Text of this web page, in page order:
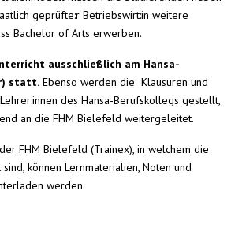
geprüfte:r Betriebswirt:in weitere
Bachelor of Arts erwerben.
ausschließlich am Hansa-
statt. Ebenso werden die Klausuren und
des Hansa-Berufskollegs gestellt,
an die FHM Bielefeld weitergeleitet.
FHM Bielefeld (Trainex), in welchem die
können Lernmaterialien, Noten und
werden.